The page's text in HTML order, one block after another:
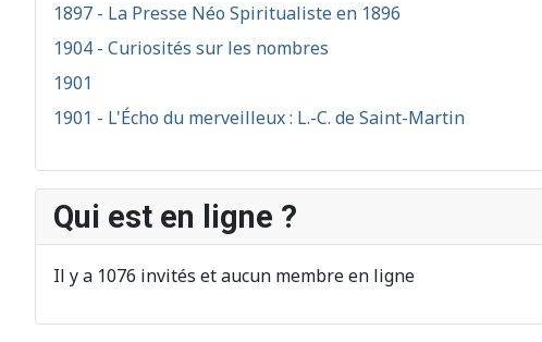
1897 - La Presse Néo Spiritualiste en 1896
1904 - Curiosités sur les nombres
1901
1901 - L'Écho du merveilleux : L.-C. de Saint-Martin
Qui est en ligne ?
Il y a 1076 invités et aucun membre en ligne